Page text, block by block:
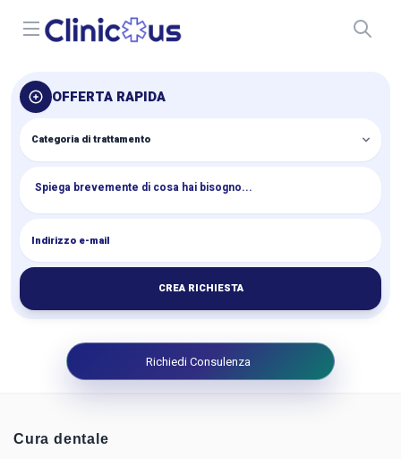
Open menu
OFFERTA RAPIDA
CREA RICHIESTA
Richiedi Consulenza
Cura dentale